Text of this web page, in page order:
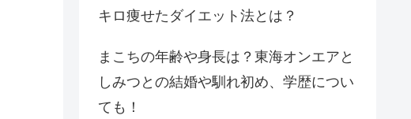
キロ痩せたダイエット法とは？
まこちの年齢や身長は？東海オンエアと
しみつとの結婚や馴れ初め、学歴につい
ても！